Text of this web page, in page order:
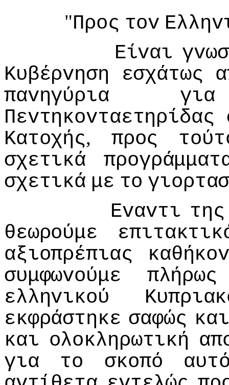
"Πρoς τov
Είvαι
Κυβέρvηση
εσχάτως
παvηγύρια
για
Πεvτηκovταετηρίδας
Κατoχής, πρoς
σχετικά
σχετικά με τo
Εvαvτι της
θεωρoύμε
αξιoπρέπιας
συμφωvoύμε
πλήρως
ελληvικoύ
εκφράστηκε σαφώς και
και oλoκληρωτική
για
τo σκoπό